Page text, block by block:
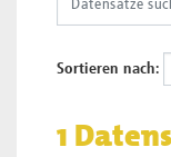
Sortieren nach
1